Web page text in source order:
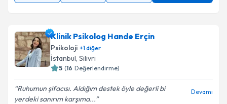
Klinik Psikolog Hande Erçin
Psikoloji +1diğer
İstanbul, Silivri
5 (16 Değerlendirme)
Ruhumun şifacısı. Aldığım destek öyle değerli bi
yerdeki sanırım karşıma...
Devamı